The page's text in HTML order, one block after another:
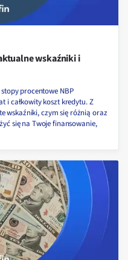
wskaźniki i
stopy procentowe NBP
i całkowity koszt kredytu. Z
wskaźniki, czym się różnią oraz
się na Twoje finansowanie,